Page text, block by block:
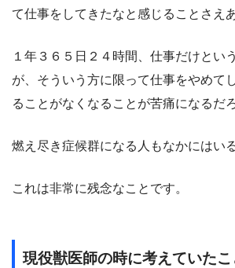
て仕事をしてきたなと感じることさえ
１年３６５日２４時間、仕事だけとい
が、そういう方に限って仕事をやめて
ることがなくなることが苦痛になるだ
燃え尽き症候群になる人もなかにはい
これは非常に残念なことです。
現役獣医師の時に考えていたこ